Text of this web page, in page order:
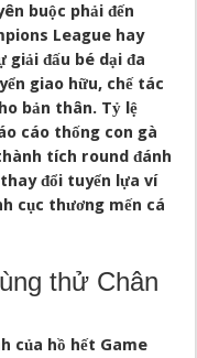
buộc phải đến
League hay
giải đấu bé dại đa
giao hữu, chế tác
bản thân. Tỷ lệ
cáo thống con gà
tích round đánh
đổi tuyển lựa ví
cục thương mến cá
thử Chân
của hồ hết Game